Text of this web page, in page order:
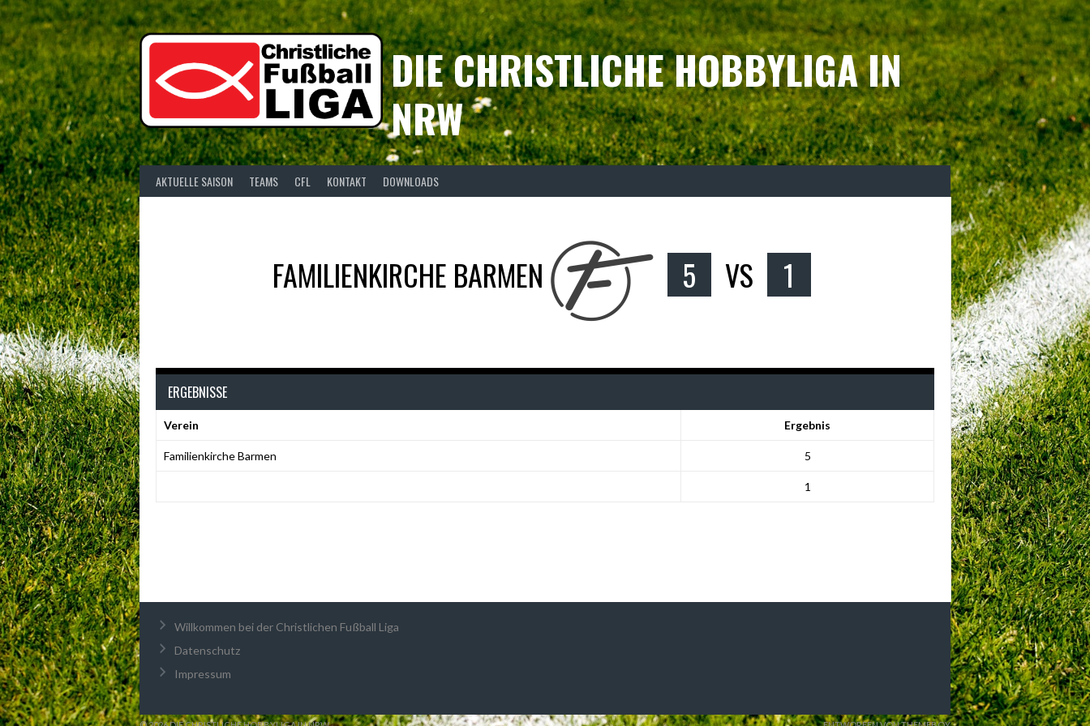
Springe
zum
Inhalt
DIE CHRISTLICHE HOBBYLIGA IN
NRW
AKTUELLE SAISON TEAMS CFL KONTAKT DOWNLOADS
FAMILIENKIRCHE BARMEN 5 VS 1
ERGEBNISSE
Verein Ergebnis
Familienkirche Barmen 5
1
Willkommen bei der Christlichen Fußball Liga
Datenschutz
Impressum